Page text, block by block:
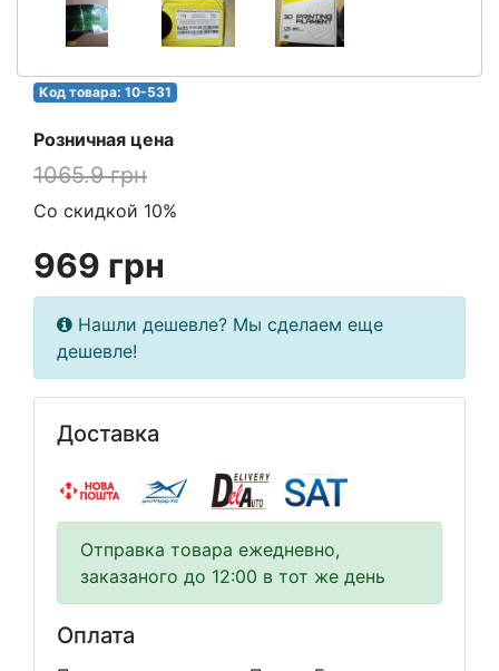
Код товара: 10-531
Розничная цена
1065.9 грн
Со скидкой 10%
969 грн
Нашли дешевле? Мы сделаем еще
дешевле!
Доставка
Отправка товара ежедневно,
заказаного до 12:00 в тот же день
Оплата